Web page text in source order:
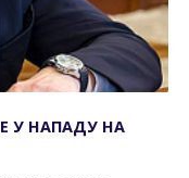
У НАПАДУ НА